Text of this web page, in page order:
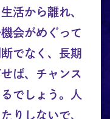
活から離れ、
会がめぐって
でなく、長期
ば、チャンス
でしょう。人
りしないで、